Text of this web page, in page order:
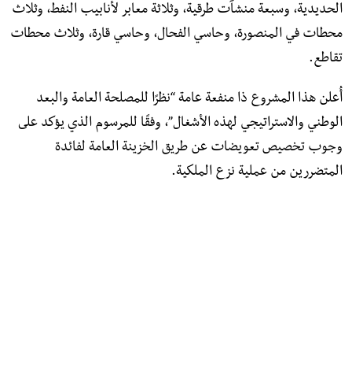
الحديدية، وسبعة منشآت طرقية، وثلاثة معابر لأنابيب النفط، وثلاث
محطات في المنصورة، وحاسي الفحال، وحاسي قارة، وثلاث محطات
تقاطع.
أُعلن هذا المشروع ذا منفعة عامة “نظرًا للمصلحة العامة والبعد
الوطني والاستراتيجي لهذه الأشغال”، وفقًا للمرسوم الذي يؤكد على
وجوب تخصيص تعويضات عن طريق الخزينة العامة لفائدة
المتضررين من عملية نزع الملكية.